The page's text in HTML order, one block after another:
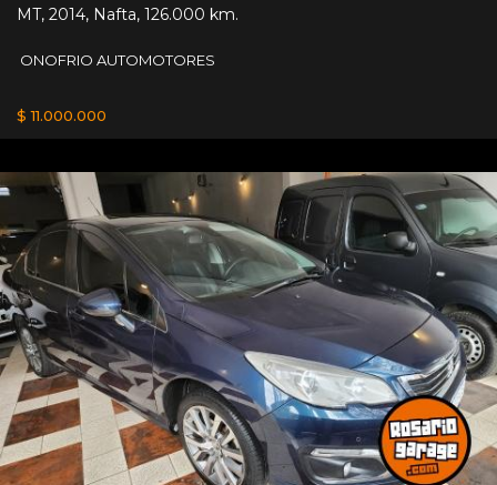
MT, 2014, Nafta, 126.000 km.
ONOFRIO AUTOMOTORES
$ 11.000.000